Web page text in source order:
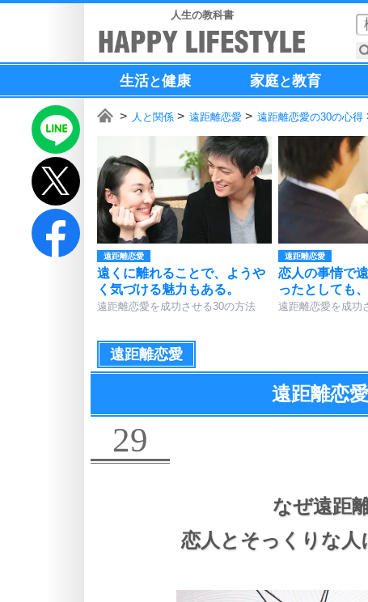
人生の教科書
生活と健康 家庭と教育
人と関係 遠距離恋愛 遠距離恋愛の30の心得
遠距離恋愛
遠くに離れることで、ようや
く気づける魅力もある。
遠距離恋愛を成功させる30の方法
遠距離恋愛
恋人の事情で
ったとしても
遠距離恋愛を成功
遠距離恋愛
遠距離恋
29
なぜ遠距
恋人とそっくりな人